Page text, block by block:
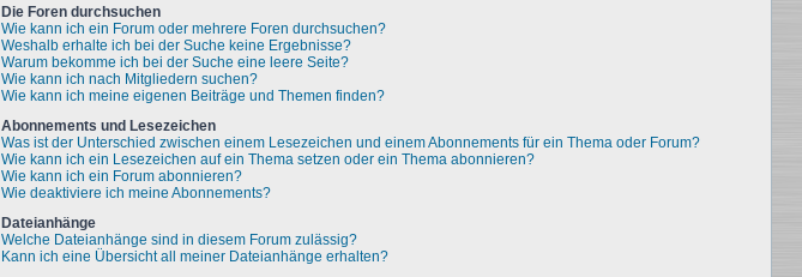
Die Foren durchsuchen
Wie kann ich ein Forum oder mehrere Foren durchsuchen?
Weshalb erhalte ich bei der Suche keine Ergebnisse?
Warum bekomme ich bei der Suche eine leere Seite?
Wie kann ich nach Mitgliedern suchen?
Wie kann ich meine eigenen Beiträge und Themen finden?
Abonnements und Lesezeichen
Was ist der Unterschied zwischen einem Lesezeichen und einem Abonnements für ein Thema oder Forum?
Wie kann ich ein Lesezeichen auf ein Thema setzen oder ein Thema abonnieren?
Wie kann ich ein Forum abonnieren?
Wie deaktiviere ich meine Abonnements?
Dateianhänge
Welche Dateianhänge sind in diesem Forum zulässig?
Kann ich eine Übersicht all meiner Dateianhänge erhalten?